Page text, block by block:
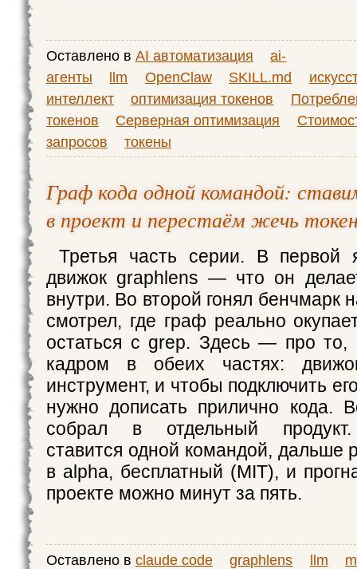
Оставлено в AI автоматизация
ai-
агенты
llm OpenClaw SKILL.md
интеллект
оптимизация токенов
токенов
Серверная оптимизация
запросов
токены
Граф кода одной командой:
в проект и перестаём жечь
Третья часть серии. В первой
движок graphlens — что он
внутри. Во второй гонял бенчмарк
смотрел, где граф реально
остаться с grep. Здесь — про то,
кадром в обеих частях:
инструмент, и чтобы подключить
нужно дописать прилично кода.
собрал в отдельный продукт.
ставится одной командой, дальше
в alpha, бесплатный (MIT), и
проекте можно минут за пять.
Оставлено в claude code graphlens llm